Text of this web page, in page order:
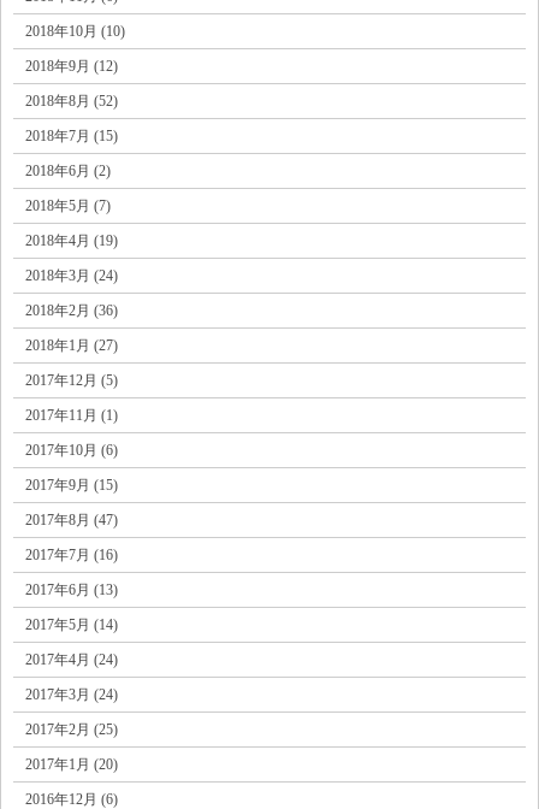
2018年10月 (10)
2018年9月 (12)
2018年8月 (52)
2018年7月 (15)
2018年6月 (2)
2018年5月 (7)
2018年4月 (19)
2018年3月 (24)
2018年2月 (36)
2018年1月 (27)
2017年12月 (5)
2017年11月 (1)
2017年10月 (6)
2017年9月 (15)
2017年8月 (47)
2017年7月 (16)
2017年6月 (13)
2017年5月 (14)
2017年4月 (24)
2017年3月 (24)
2017年2月 (25)
2017年1月 (20)
2016年12月 (6)